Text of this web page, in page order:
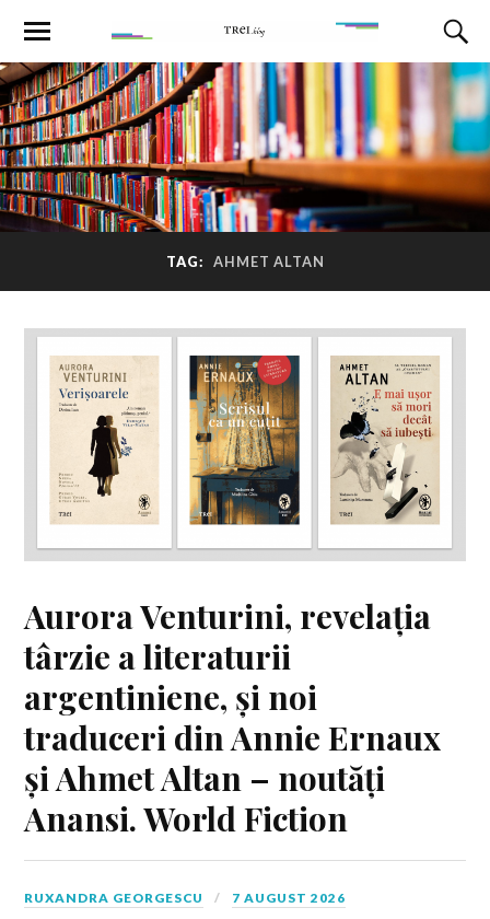
TAG: AHMET ALTAN
Aurora Venturini, revelația
târzie a literaturii
argentiniene, și noi
traduceri din Annie Ernaux
și Ahmet Altan – noutăți
Anansi. World Fiction
RUXANDRA GEORGESCU 7 AUGUST 2026